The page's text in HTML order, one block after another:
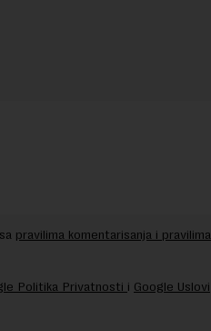
pravilima komentarisanja i pravilima
Politika Privatnosti i Google Uslovi